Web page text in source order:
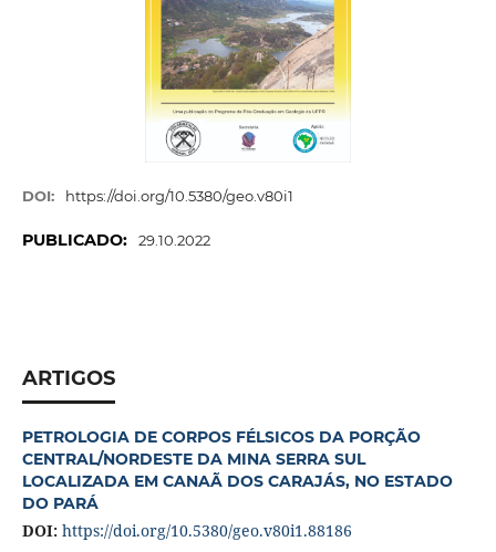
DOI: https://doi.org/10.5380/geo.v80i1
PUBLICADO: 29.10.2022
ARTIGOS
PETROLOGIA DE CORPOS FÉLSICOS DA PORÇÃO
CENTRAL/NORDESTE DA MINA SERRA SUL
LOCALIZADA EM CANAÃ DOS CARAJÁS, NO ESTADO
DO PARÁ
DOI: https://doi.org/10.5380/geo.v80i1.88186